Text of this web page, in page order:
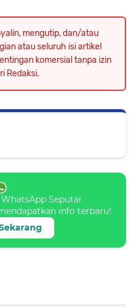
mengutip, dan/atau
atau seluruh isi artikel
komersial tanpa izin
Redaksi.
Seputar
info terbaru!